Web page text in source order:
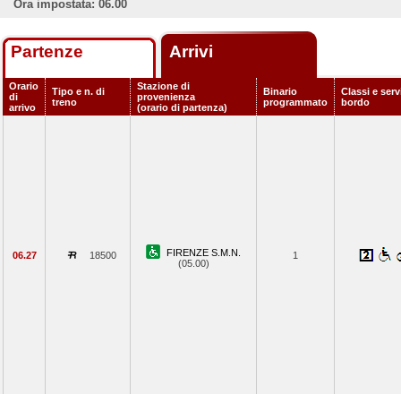
Ora impostata: 06.00
Partenze Arrivi
Orario
di
arrivo
Tipo e n. di
treno
Stazione di
provenienza
(orario di partenza)
Binario
programmato
Classi e
bordo
06.27 18500
FIRENZE S.M.N.
(05.00)
1